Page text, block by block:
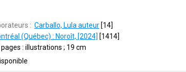
: Carballo, Lula auteur [14]
(Québec) : Noroît, [2024] [1414]
: illustrations ; 19 cm